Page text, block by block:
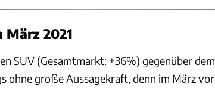
März 2021
SUV (Gesamtmarkt: +36%) gegenüber dem
ohne große Aussagekraft, denn im März vor